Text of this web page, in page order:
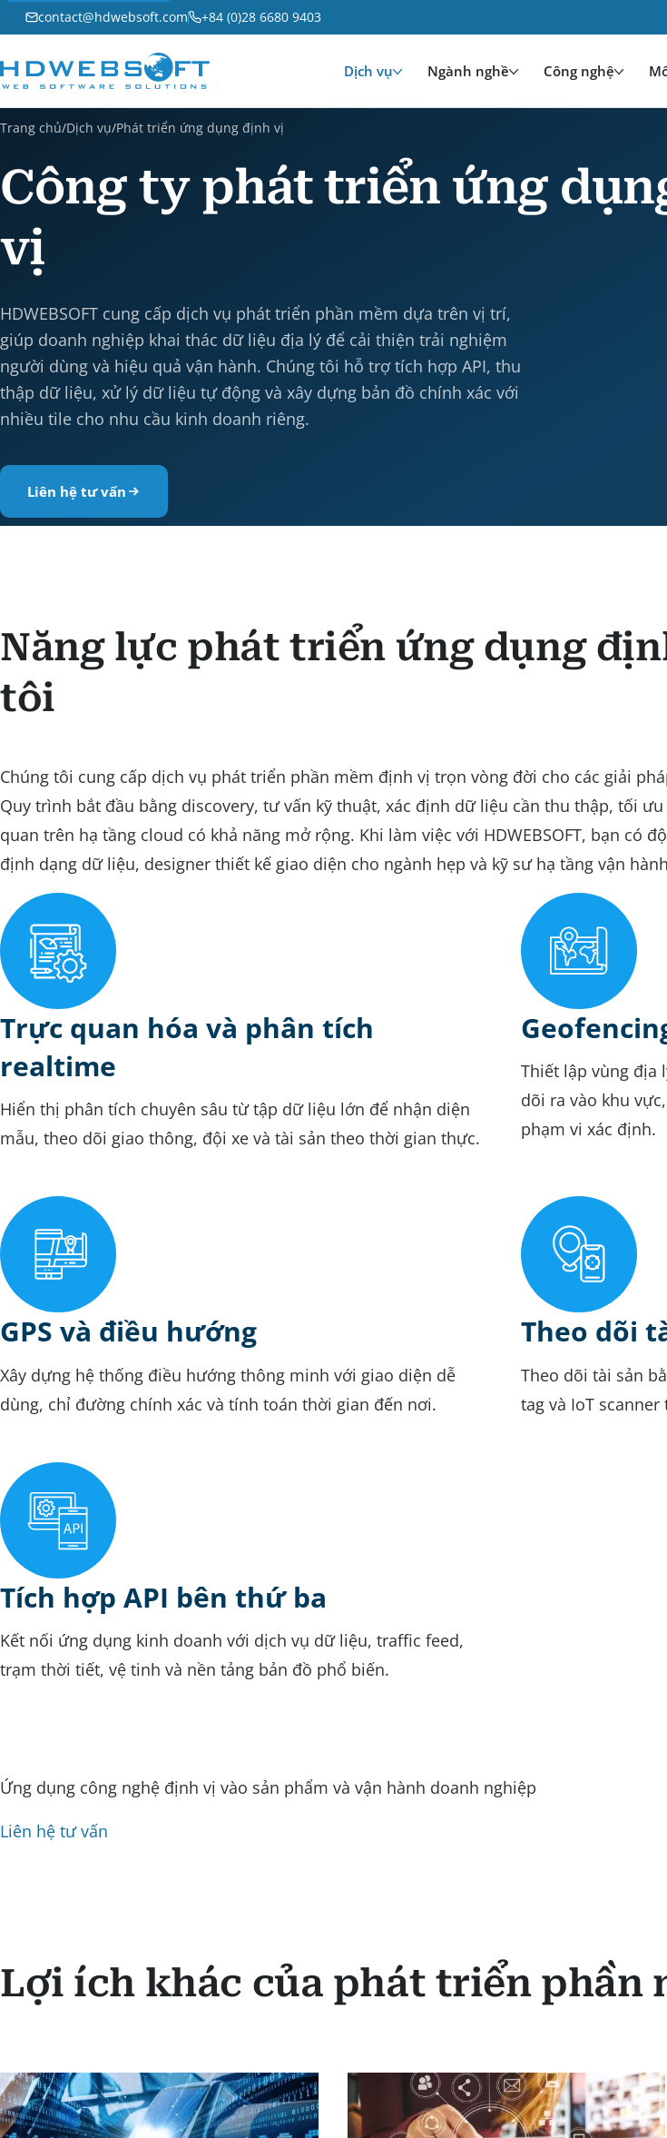
contact@hdwebsoft.com +84 (0)28 6680 9403
Dịch vụ Ngành nghề Công nghệ
Trang chủ/Dịch vụ/Phát triển ứng dụng định vị
Công ty phát triển ứng
vị
HDWEBSOFT cung cấp dịch vụ phát triển phần mềm dựa trên vị trí,
giúp doanh nghiệp khai thác dữ liệu địa lý để cải thiện trải nghiệm
người dùng và hiệu quả vận hành. Chúng tôi hỗ trợ tích hợp API, thu
thập dữ liệu, xử lý dữ liệu tự động và xây dựng bản đồ chính xác với
nhiều tile cho nhu cầu kinh doanh riêng.
Liên hệ tư vấn
Năng lực phát triển ứng dụng
tôi
Chúng tôi cung cấp dịch vụ phát triển phần mềm định vị trọn vòng đời cho các giải
Quy trình bắt đầu bằng discovery, tư vấn kỹ thuật, xác định dữ liệu cần thu thập, tối
quan trên hạ tầng cloud có khả năng mở rộng. Khi làm việc với HDWEBSOFT, bạn có
định dạng dữ liệu, designer thiết kế giao diện cho ngành hẹp và kỹ sư hạ tầng vận
Trực quan hóa và phân tích
realtime
Hiển thị phân tích chuyên sâu từ tập dữ liệu lớn để nhận diện
mẫu, theo dõi giao thông, đội xe và tài sản theo thời gian thực.
Thiết lập vùng địa
dõi ra vào khu
phạm vi xác định.
GPS và điều hướng
Xây dựng hệ thống điều hướng thông minh với giao diện dễ
dùng, chỉ đường chính xác và tính toán thời gian đến nơi.
Theo dõi
Theo dõi tài sản
tag và IoT
Tích hợp API bên thứ ba
Kết nối ứng dụng kinh doanh với dịch vụ dữ liệu, traffic feed,
trạm thời tiết, vệ tinh và nền tảng bản đồ phổ biến.
Ứng dụng công nghệ định vị vào sản phẩm và vận hành doanh nghiệp
Liên hệ tư vấn
Lợi ích khác của phát triển phần